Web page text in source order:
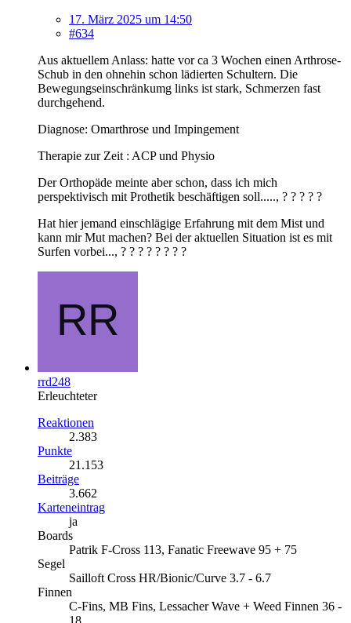
17. März 2025 um 14:50
#634
Aus aktuellem Anlass: hatte vor ca 3 Wochen einen Arthrose-
Schub in den ohnehin schon lädierten Schultern. Die
Bewegungseinschränkumg links ist stark, Schmerzen fast
durchgehend.
Diagnose: Omarthrose und Impingement
Therapie zur Zeit : ACP und Physio
Der Orthopäde meinte aber schon, dass ich mich
perspektivisch mit Prothetik beschäftigen soll....., ? ? ? ? ?
Hat hier jemand einschlägige Erfahrung mit dem Mist und
kann mir Mut machen? Bei der aktuellen Situation ist es mit
Surfen vorbei..., ? ? ? ? ? ? ? ?
rrd248
Erleuchteter
Reaktionen
2.383
Punkte
21.153
Beiträge
3.662
Karteneintrag
ja
Boards
Patrik F-Cross 113, Fanatic Freewave 95 + 75
Segel
Sailloft Cross HR/Bionic/Curve 3.7 - 6.7
Finnen
C-Fins, MB Fins, Lessacher Wave + Weed Finnen 36 -
18